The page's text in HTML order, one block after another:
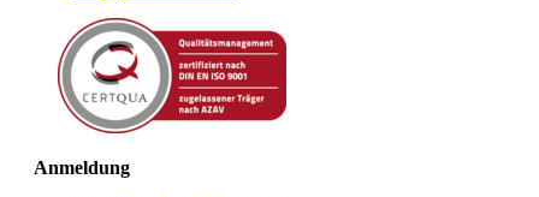
Anmeldung